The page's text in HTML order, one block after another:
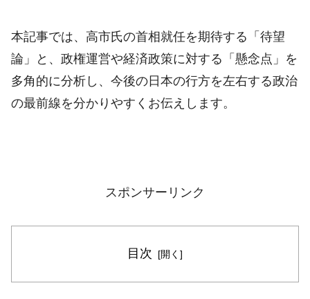
本記事では、高市氏の首相就任を期待する「待望
論」と、政権運営や経済政策に対する「懸念点」を
多角的に分析し、今後の日本の行方を左右する政治
の最前線を分かりやすくお伝えします。
スポンサーリンク
目次